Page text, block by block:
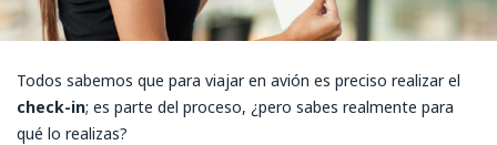
Todos sabemos que para viajar en avión es preciso realizar el
check-in; es parte del proceso, ¿pero sabes realmente para
qué lo realizas?